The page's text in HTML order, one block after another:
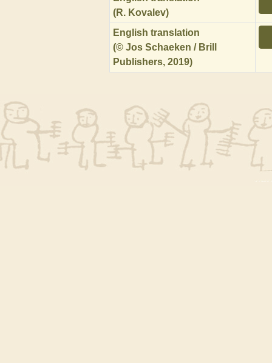
(R. Kovalev)
English translation
(© Jos Schaeken / Brill
Publishers, 2019)